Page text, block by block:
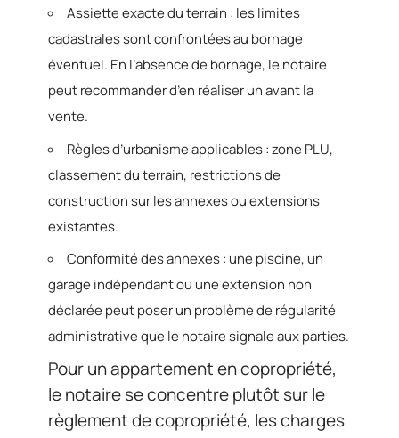
Assiette exacte du terrain : les limites
cadastrales sont confrontées au bornage
éventuel. En l’absence de bornage, le notaire
peut recommander d’en réaliser un avant la
vente.
Règles d’urbanisme applicables : zone PLU,
classement du terrain, restrictions de
construction sur les annexes ou extensions
existantes.
Conformité des annexes : une piscine, un
garage indépendant ou une extension non
déclarée peut poser un problème de régularité
administrative que le notaire signale aux parties.
Pour un appartement en copropriété,
le notaire se concentre plutôt sur le
règlement de copropriété, les charges